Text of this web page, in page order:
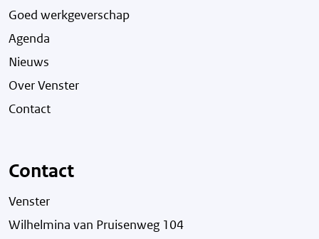
Goed werkgeverschap
Agenda
Nieuws
Over Venster
Contact
Contact
Venster
Wilhelmina van Pruisenweg 104